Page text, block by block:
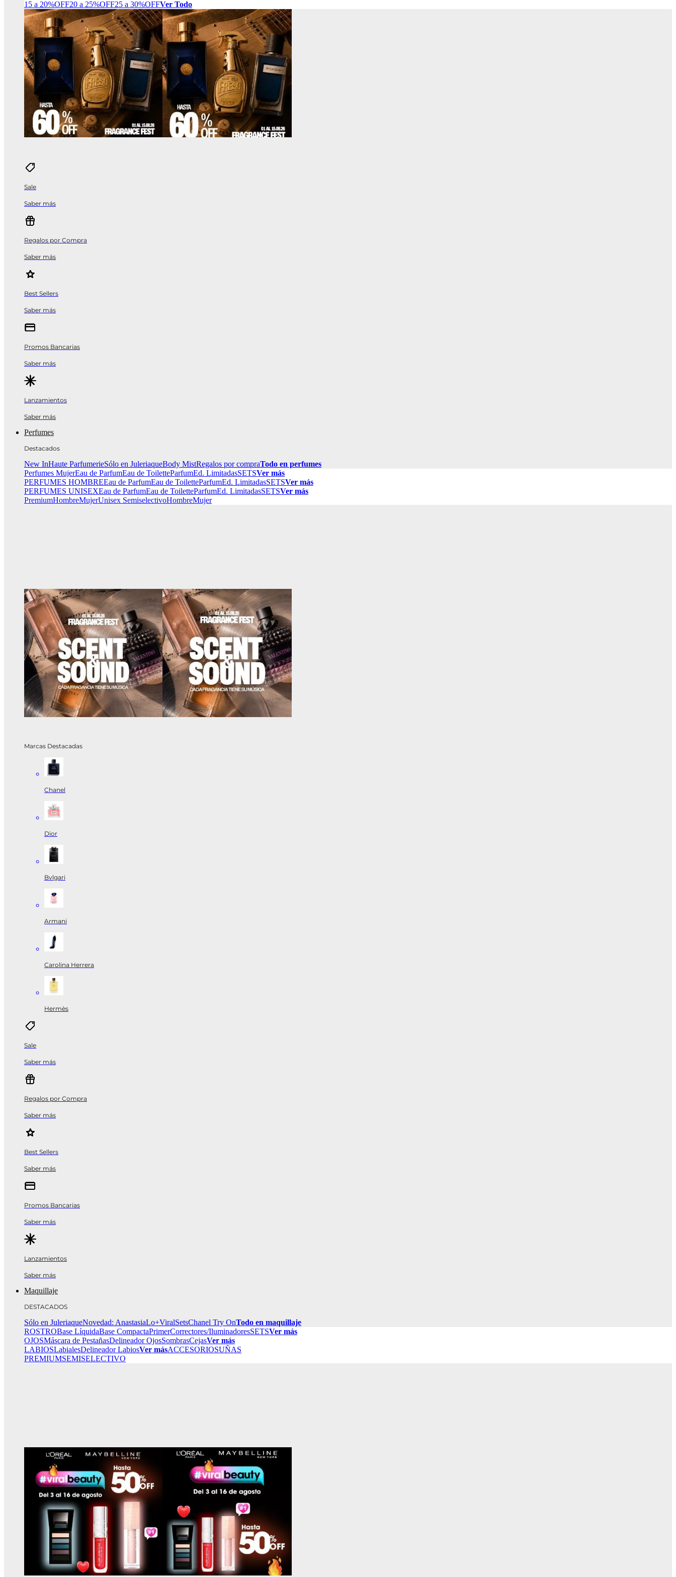
15 a 20%OFF20 a 25%OFF25 a 30%OFFVer Todo
Sale
Saber más
Regalos por Compra
Saber más
Best Sellers
Saber más
Promos Bancarias
Saber más
Lanzamientos
Saber más
Perfumes
Destacados
New InHaute ParfumerieSólo en JuleriaqueBody MistRegalos por compraTodo en perfumes
Perfumes MujerEau de ParfumEau de ToiletteParfumEd. LimitadasSETSVer más
PERFUMES HOMBREEau de ParfumEau de ToiletteParfumEd. LimitadasSETSVer más
PERFUMES UNISEXEau de ParfumEau de ToiletteParfumEd. LimitadasSETSVer más
PremiumHombreMujerUnisex SemiselectivoHombreMujer
Marcas Destacadas
Chanel
Dior
Bvlgari
Armani
Carolina Herrera
Hermès
Sale
Saber más
Regalos por Compra
Saber más
Best Sellers
Saber más
Promos Bancarias
Saber más
Lanzamientos
Saber más
Maquillaje
DESTACADOS
Sólo en JuleriaqueNovedad: AnastasiaLo+ViralSetsChanel Try OnTodo en maquillaje
ROSTROBase LíquidaBase CompactaPrimerCorrectores/IluminadoresSETSVer más
OJOSMáscara de PestañasDelineador OjosSombrasCejasVer más
LABIOSLabialesDelineador LabiosVer másACCESORIOSUÑAS
PREMIUMSEMISELECTIVO